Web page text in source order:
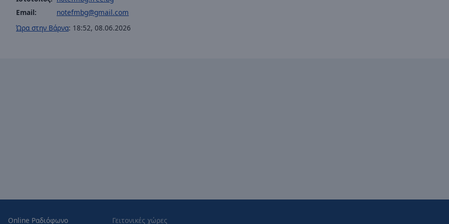
Opacity
End
Email:
notefmbg@gmail.com
Ώρα στην Βάρνα: 18:52, 08.06.2026
Online Ραδιόφωνο Γειτονικές χώρες